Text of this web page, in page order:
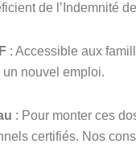
de l’Indemnité
: Accessible aux
nouvel emploi.
: Pour monter ces
certifiés. Nos